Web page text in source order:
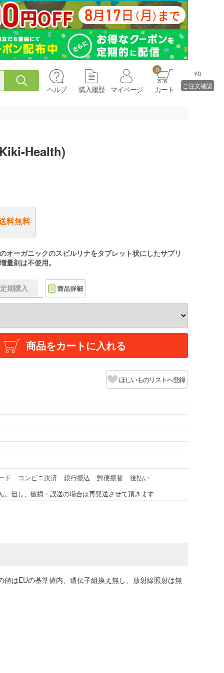
ヘルプ 購入履歴 マイページ
0
カート
¥0
ご注文確認
Health)
料無料
オーガニックのスピルリナをタブレット状にしたサプリ
量剤は不使用。
期購入
商品をカートに入れる
ほしいものリストへ登録
ド コンビニ決済 銀行振込 郵便振替
後払い
。但し、破損・誤送の場合は再発送させて頂きます
はEUの基準値内、遺伝子組換え無し、放射線照射は無